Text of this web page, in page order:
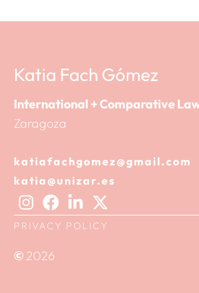
Katia Fach Gómez
International + Comparative
Zaragoza
katiafachgomez@gmail.com
katia@unizar.es
PRIVACY POLICY
© 2026